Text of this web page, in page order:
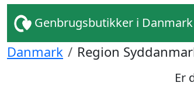
Genbrugsbutikker i Danmark
Danmark
Region
Er